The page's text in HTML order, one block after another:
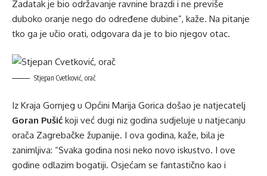
Zadatak je bio održavanje ravnine brazdi i ne previše
duboko oranje nego do određene dubine”, kaže. Na pitanje
tko ga je učio orati, odgovara da je to bio njegov otac.
Stjepan Cvetković, orač
Iz Kraja Gornjeg u Općini Marija Gorica došao je natjecatelj
Goran Pušić koji već dugi niz godina sudjeluje u natjecanju
orača Zagrebačke županije. I ova godina, kaže, bila je
zanimljiva: “Svaka godina nosi neko novo iskustvo. I ove
godine odlazim bogatiji. Osjećam se fantastično kao i